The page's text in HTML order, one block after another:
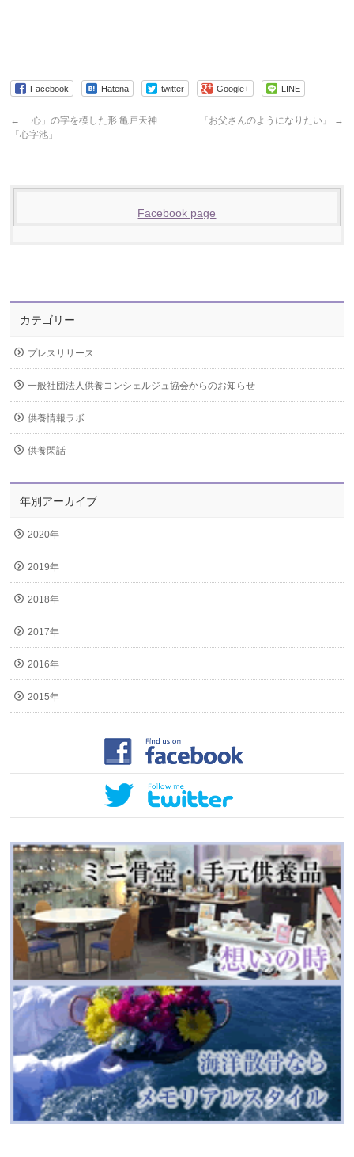
Facebook Hatena twitter Google+ LINE
←
「心」の字を模した形 亀戸天神
「心字池」
『お父さんのようになりたい』 →
Facebook page
カテゴリー
プレスリリース
一般社団法人供養コンシェルジュ協会からのお知らせ
供養情報ラボ
供養閑話
年別アーカイブ
2020年
2019年
2018年
2017年
2016年
2015年